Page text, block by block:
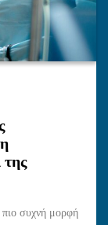
συχνή μορφή